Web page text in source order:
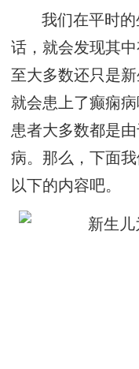
我们在平时
话，就会发现其
至大多数还只是
就会患上了癫痫
患者大多数都是
病。那么，下面
以下的内容吧。